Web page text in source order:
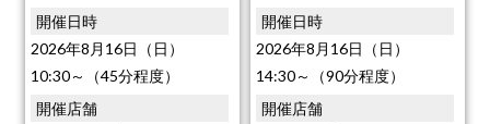
開催日時
2026年8月16日（日）
10:30～（45分程度）
開催店舗
開催日時
2026年8月16日（日）
14:30～（90分程度）
開催店舗